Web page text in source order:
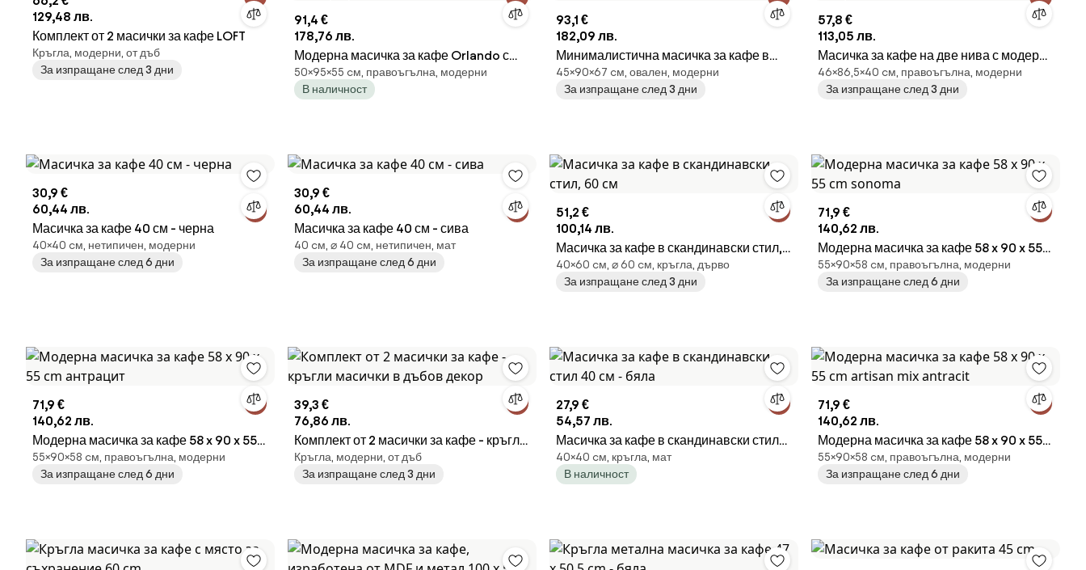
129,48 лв.
Комплект от 2 масички за кафе LOFT
Кръгла, модерни, от дъб
За изпращане след 3 дни
91,4 €
178,76 лв.
Модерна масичка за кафе Orlando с
долен рафт - 95×55×50 cm Бял
50×95×55 cм, правоъгълна, модерни
В наличност
93,1 €
182,09 лв.
Минималистична масичка за кафе в
бяло
45×90×67 cм, овален, модерни
За изпращане след 3 дни
57,8 €
113,05 лв.
Масичка за кафе на две нива с модерен
дизайн
46×86,5×40 cм, правоъгълна, модерни
За изпращане след 3 дни
30,9 €
60,44 лв.
Масичка за кафе 40 см - черна
40×40 cм, нетипичен, модерни
За изпращане след 6 дни
30,9 €
60,44 лв.
Масичка за кафе 40 см - сива
40 cм, ⌀ 40 cм, нетипичен, мат
За изпращане след 6 дни
51,2 €
100,14 лв.
Масичка за кафе в скандинавски стил,
60 см
40×60 cм, ⌀ 60 cм, кръгла, дърво
За изпращане след 3 дни
71,9 €
140,62 лв.
Модерна масичка за кафе 58 x 90 x 55
cm sonoma
55×90×58 cм, правоъгълна, модерни
За изпращане след 6 дни
71,9 €
140,62 лв.
Модерна масичка за кафе 58 x 90 x 55
cm aнтрацит
55×90×58 cм, правоъгълна, модерни
За изпращане след 6 дни
39,3 €
76,86 лв.
Комплект от 2 масички за кафе - кръгли
масички в дъбов декор
Кръгла, модерни, от дъб
За изпращане след 3 дни
27,9 €
54,57 лв.
Масичка за кафе в скандинавски стил
40 см - бяла
40×40 cм, кръгла, мат
В наличност
71,9 €
140,62 лв.
Модерна масичка за кафе 58 x 90 x 55
cm artisan mix antracit
55×90×58 cм, правоъгълна, модерни
За изпращане след 6 дни